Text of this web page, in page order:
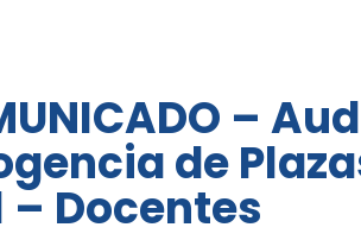
–
de
– Docentes